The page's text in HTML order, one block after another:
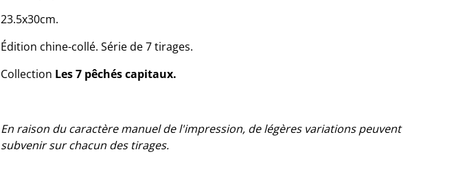
23.5x30cm.
Édition chine-collé. Série de 7 tirages.
Collection Les 7 pêchés capitaux.
En raison du caractère manuel de l'impression, de légères variations peuvent
subvenir sur chacun des tirages.